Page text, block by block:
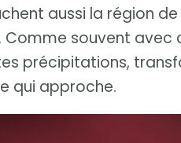
aussi la région
souvent
précipitations,
qui approche.